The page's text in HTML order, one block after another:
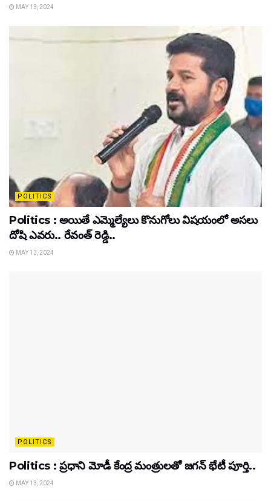
MAY 13, 2024
POLITICS
Politics : అయితే ఎమ్మెల్యేలు కొనుగోలు విషయంలో అసలు
దోషి ఎవరు.. రేవంత్ రెడ్డి..
MAY 13, 2024
POLITICS
Politics : ప్రధాని మోడీ కేంద్ర మంత్రులతో జగన్ భేటీ పూర్తి..
MAY 13, 2024